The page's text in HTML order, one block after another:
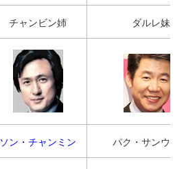
チャンビン姉 ダルレ妹
ソン・チャンミン パク・サンウォ